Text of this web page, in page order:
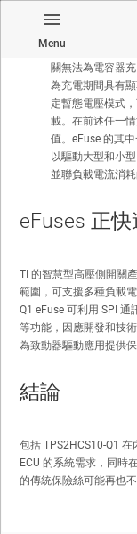
Menu
可設定的電容負
用於為其供電的
關無法為電容器
為充電期間具有
定暫態電壓模式
載。在前述任一
值。eFuse 的其
以驅動大型和小
並聯負載電流消耗
eFuses 正
TI 的智慧型高壓側開關
範圍，可支援多種負載
Q1 eFuse 可利用 SPI
等功能，因應開發和技
為致動器驅動應用提供保
結論
包括 TPS2HCS10-Q1
ECU 的系統需求，同時
的傳統保險絲可能再也